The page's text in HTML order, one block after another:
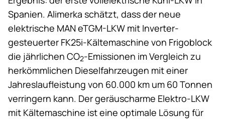
Spanien. Alimerka schätzt, dass der neue
elektrische MAN eTGM-LKW mit Inverter-
gesteuerter FK25i-Kältemaschine von Frigoblock
die jährlichen CO2-Emissionen im Vergleich zu
herkömmlichen Dieselfahrzeugen mit einer
Jahreslaufleistung von 60.000 km um 60 Tonnen
verringern kann. Der geräuscharme Elektro-LKW
mit Kältemaschine ist eine optimale Lösung für